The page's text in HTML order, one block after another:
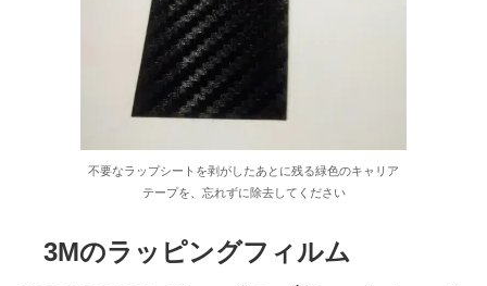
不要なラップシートを剥がしたあとに残る緑色のキャリア
テープを、忘れずに除去してください
3Mのラッピングフィルム